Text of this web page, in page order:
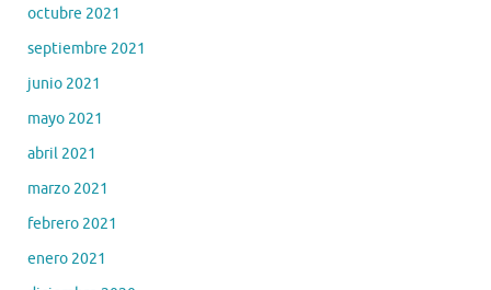
octubre 2021
septiembre 2021
junio 2021
mayo 2021
abril 2021
marzo 2021
febrero 2021
enero 2021